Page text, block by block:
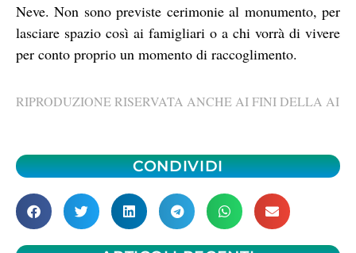
Neve. Non sono previste cerimonie al monumento, per
lasciare spazio così ai famigliari o a chi vorrà di vivere
per conto proprio un momento di raccoglimento.
RIPRODUZIONE RISERVATA ANCHE AI FINI DELLA AI
CONDIVIDI